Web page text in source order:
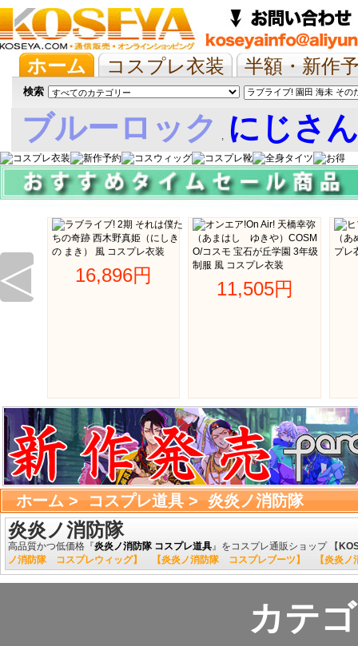
ホーム コスプレ衣装
半額・新作
抱き枕/布団/シーツ
ツイステ ウマ
検索
ブルーロック , にじさ
娘
◁ 16,896円
11,505円
ホーム> コスプレ道具> 炎炎ノ消防隊
炎炎ノ消防隊
高品質かつ低価格『炎炎ノ消防隊 コスプレ道具 』をコスプレ通販ショップ 【
ノ消防隊 コスプレウィッグ】
【炎炎ノ消防隊 コスプレブーツ】 【炎炎
カテ